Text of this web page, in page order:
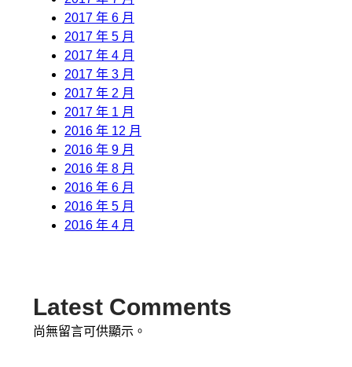
2017 年 6 月
2017 年 5 月
2017 年 4 月
2017 年 3 月
2017 年 2 月
2017 年 1 月
2016 年 12 月
2016 年 9 月
2016 年 8 月
2016 年 6 月
2016 年 5 月
2016 年 4 月
Latest Comments
尚無留言可供顯示。